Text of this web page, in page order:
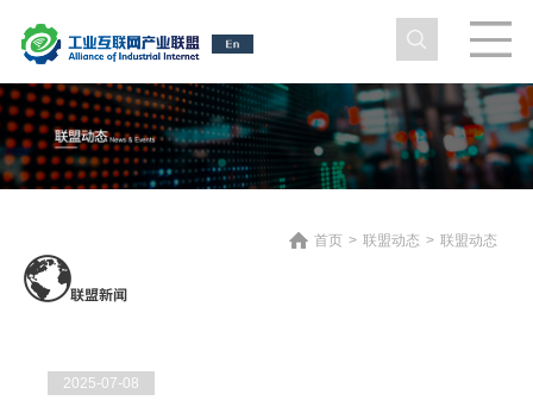
首页 > 联盟动态 > 联盟动态
2025-07-08